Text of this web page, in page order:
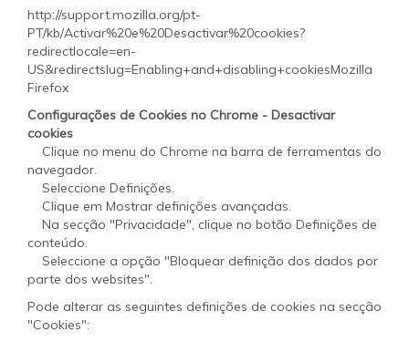
http://support.mozilla.org/pt-
PT/kb/Activar%20e%20Desactivar%20cookies?
redirectlocale=en-
US&redirectslug=Enabling+and+disabling+cookiesMozilla
Firefox
Configurações de Cookies no Chrome - Desactivar
cookies
Clique no menu do Chrome na barra de ferramentas do
navegador.
Seleccione Definições.
Clique em Mostrar definições avançadas.
Na secção "Privacidade", clique no botão Definições de
conteúdo.
Seleccione a opção "Bloquear definição dos dados por
parte dos websites".
Pode alterar as seguintes definições de cookies na secção
"Cookies":